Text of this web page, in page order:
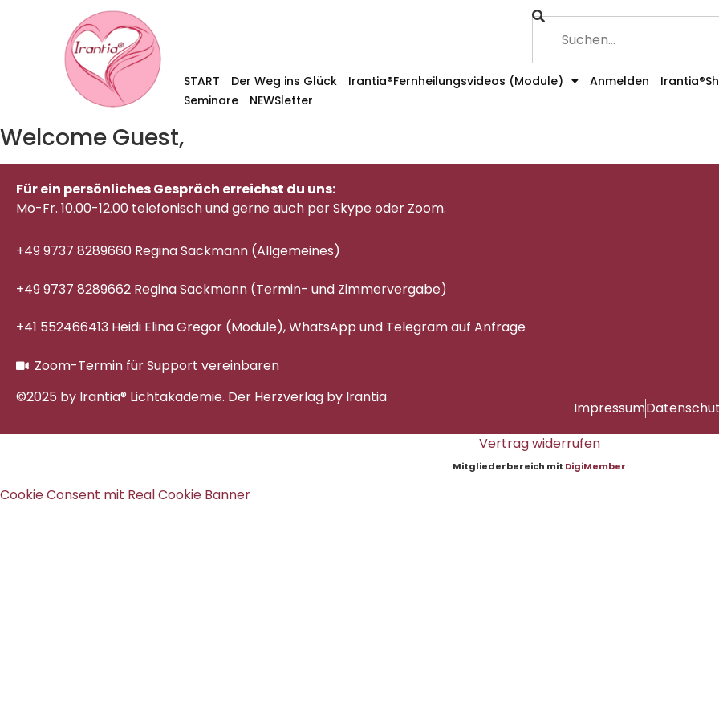
START Der Weg ins Glück Irantia®Fernheilungsvideos (Module) Anmelden
Seminare
NEWSletter
Welcome Guest,
Für ein persönliches Gespräch erreichst du uns:
Mo-Fr. 10.00-12.00 telefonischund gerne auch per Skype oder Zoom.
+49 9737 8289660 Regina Sackmann (Allgemeines)
+49 9737 8289662 Regina Sackmann (Termin- und Zimmervergabe)
+41 552466413 Heidi Elina Gregor (Module), WhatsApp und Telegram auf Anfrage
Zoom-Termin für Support vereinbaren
©2025 by Irantia® Lichtakademie. Der Herzverlag by Irantia
Impressum
Vertrag widerrufen
Mitgliederbereich mit DigiMember
Cookie Consent mit Real Cookie Banner